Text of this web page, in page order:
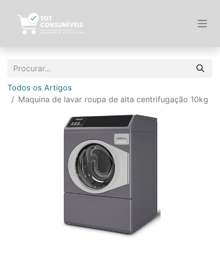
Todos os Artigos
Maquina de lavar roupa de alta centrifugação 10kg